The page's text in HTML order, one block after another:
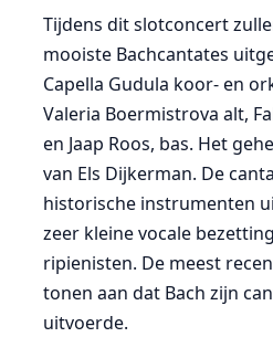
Tijdens dit slotconcert
mooiste Bachcantates
Capella Gudula koor- en
Valeria Boermistrova alt,
en Jaap Roos, bas. Het
van Els Dijkerman. De
historische instrumenten
zeer kleine vocale
ripienisten. De meest
tonen aan dat Bach zijn
uitvoerde.